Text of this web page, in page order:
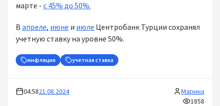
марте - с 45% до 50%.
В апреле, июне и июле Центробанк Турции сохранял
учетную ставку на уровне 50%.
инфляция учетная ставка
04:5821.08.2024
Марина
1858